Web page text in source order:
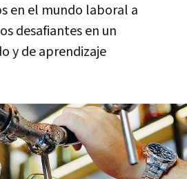
en el mundo laboral a
desafiantes en un
y de aprendizaje